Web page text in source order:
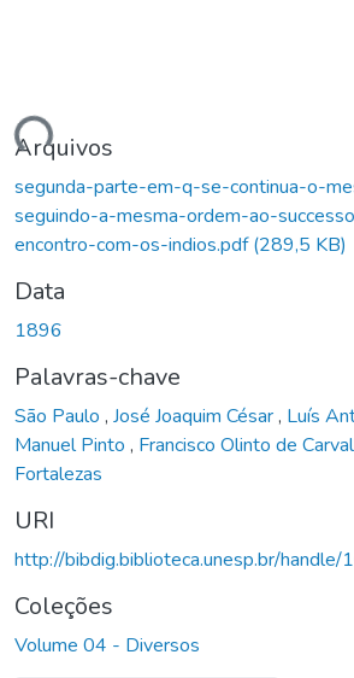
Arquivos
segunda-parte-em-q-se-continua-o-
seguindo-a-mesma-ordem-ao-
encontro-com-os-indios.pdf(289,5 KB)
Data
1896
Palavras-chave
São Paulo , José Joaquim César, Luís
Manuel Pinto , Francisco Olinto de
Fortalezas
URI
http://bibdig.biblioteca.unesp.br/
Coleções
Volume 04 - Diversos